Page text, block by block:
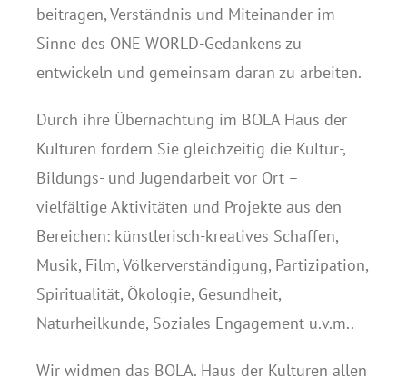
beitragen, Verständnis und Miteinander im
Sinne des ONE WORLD-Gedankens zu
entwickeln und gemeinsam daran zu arbeiten.
Durch ihre Übernachtung im BOLA Haus der
Kulturen fördern Sie gleichzeitig die Kultur-,
Bildungs- und Jugendarbeit vor Ort –
vielfältige Aktivitäten und Projekte aus den
Bereichen: künstlerisch-kreatives Schaffen,
Musik, Film, Völkerverständigung, Partizipation,
Spiritualität, Ökologie, Gesundheit,
Naturheilkunde, Soziales Engagement u.v.m..
Wir widmen das BOLA. Haus der Kulturen allen